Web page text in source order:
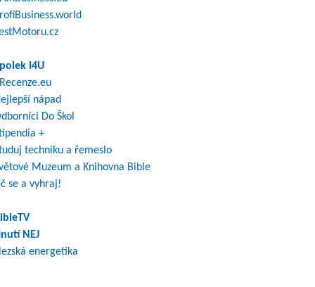
I4U
nápad
Do Škol
+
techniku a řemeslo
Muzeum a Knihovna Bible
se a vyhraj!
NEJ
energetika